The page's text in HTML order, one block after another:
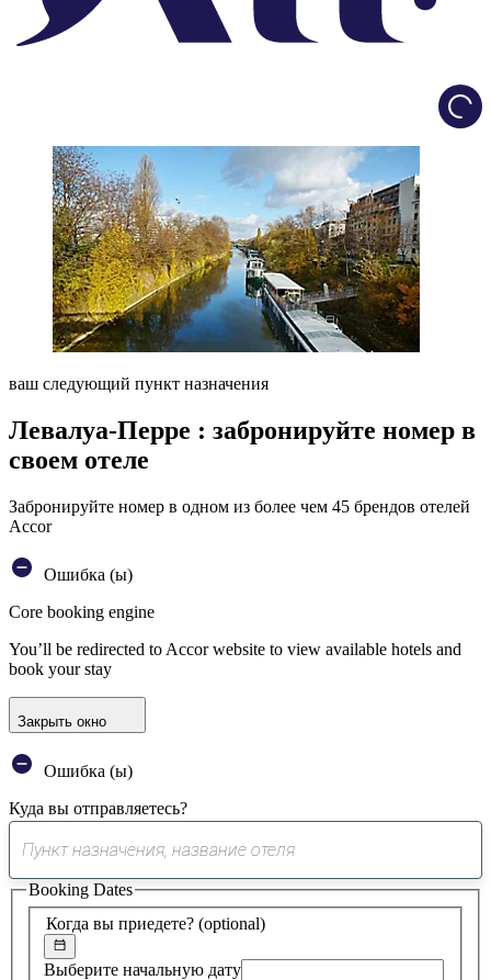
ваш следующий пункт назначения
Левалуа-Перре : забронируйте номер в
своем отеле
Забронируйте номер в одном из более чем 45 брендов отелей
Accor
Ошибка (ы)
Core booking engine
You’ll be redirected to Accor website to view available hotels and
book your stay
Закрыть окно
Ошибка (ы)
Куда вы отправляетесь?
0
предложение
найдено
Когда вы приедете? (optional)
Выберите начальную дату
Booking Dates